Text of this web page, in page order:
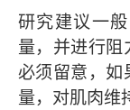
研究建议一
量，并进行
必须留意，如
量，对肌肉维